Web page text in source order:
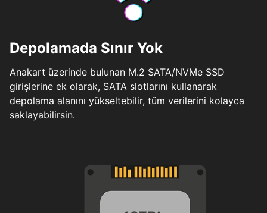
Depolamada Sınır Yok
Anakart üzerinde bulunan M.2 SATA/NVMe SSD
girişlerine ek olarak, SATA slotlarını kullanarak
depolama alanını yükseltebilir, tüm verilerini kolayca
saklayabilirsin.